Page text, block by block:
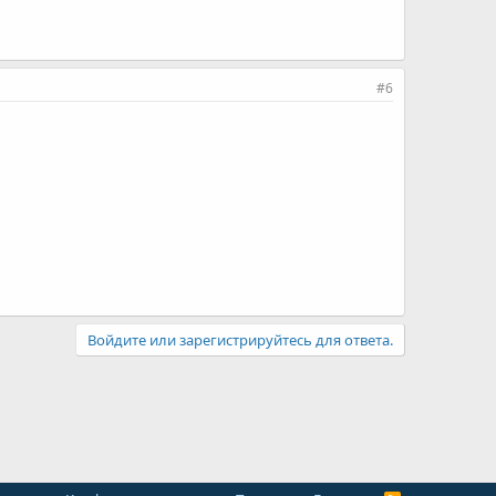
#6
Войдите или зарегистрируйтесь для ответа.